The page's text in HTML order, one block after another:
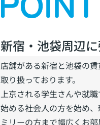
新宿・池袋周辺
店舗がある新宿と池袋の
取り扱っております。
上京される学生さんや就
始める社会人の方を始め
ミリーの方まで幅広くお